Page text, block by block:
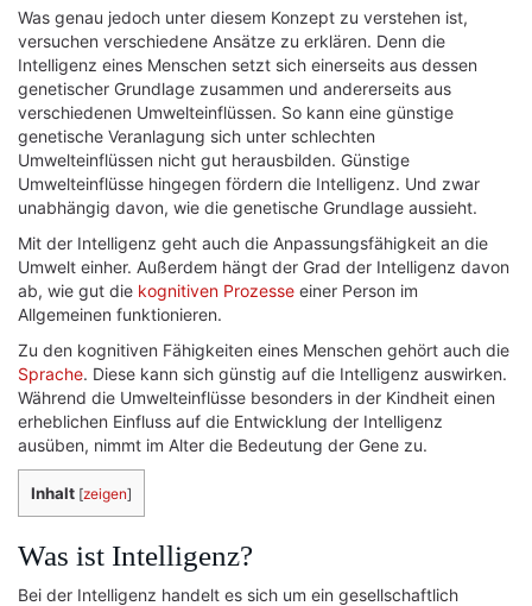
Was genau jedoch unter diesem Konzept zu verstehen ist,
versuchen verschiedene Ansätze zu erklären. Denn die
Intelligenz eines Menschen setzt sich einerseits aus dessen
genetischer Grundlage zusammen und andererseits aus
verschiedenen Umwelteinflüssen. So kann eine günstige
genetische Veranlagung sich unter schlechten
Umwelteinflüssen nicht gut herausbilden. Günstige
Umwelteinflüsse hingegen fördern die Intelligenz. Und zwar
unabhängig davon, wie die genetische Grundlage aussieht.
Mit der Intelligenz geht auch die Anpassungsfähigkeit an die
Umwelt einher. Außerdem hängt der Grad der Intelligenz davon
ab, wie gut die kognitiven Prozesse einer Person im
Allgemeinen funktionieren.
Zu den kognitiven Fähigkeiten eines Menschen gehört auch die
Sprache. Diese kann sich günstig auf die Intelligenz auswirken.
Während die Umwelteinflüsse besonders in der Kindheit einen
erheblichen Einfluss auf die Entwicklung der Intelligenz
ausüben, nimmt im Alter die Bedeutung der Gene zu.
Inhalt [zeigen]
Was ist Intelligenz?
Bei der Intelligenz handelt es sich um ein gesellschaftlich